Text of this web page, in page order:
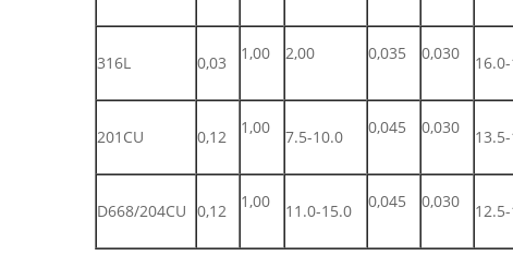
316L 0,03 1,00 2,00 0,035 0,030
201CU 0,12 1,00 7.5-10.0 0,045 0,030
D668/204CU 0,12 1,00 11.0-15.0 0,045 0,030